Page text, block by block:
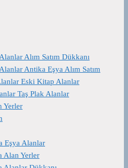
Alım Satım Dükkanı
Antika Eşya Alım Satım
Eski Kitap Alanlar
Taş Plak Alanlar
Yerler
Eşya Alanlar
Alan Yerler